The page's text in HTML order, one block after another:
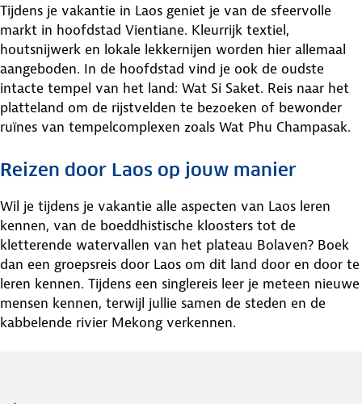
Tijdens je vakantie in Laos geniet je van de sfeervolle
markt in hoofdstad Vientiane. Kleurrijk textiel,
houtsnijwerk en lokale lekkernijen worden hier allemaal
aangeboden. In de hoofdstad vind je ook de oudste
intacte tempel van het land: Wat Si Saket. Reis naar het
platteland om de rijstvelden te bezoeken of bewonder
ruïnes van tempelcomplexen zoals Wat Phu Champasak.
Reizen door Laos op jouw manier
Wil je tijdens je vakantie alle aspecten van Laos leren
kennen, van de boeddhistische kloosters tot de
kletterende watervallen van het plateau Bolaven? Boek
dan een groepsreis door Laos om dit land door en door te
leren kennen. Tijdens een singlereis leer je meteen nieuwe
mensen kennen, terwijl jullie samen de steden en de
kabbelende rivier Mekong verkennen.